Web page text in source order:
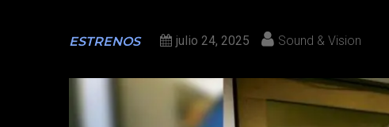
ESTRENOS julio 24, 2025 Sound & Vision